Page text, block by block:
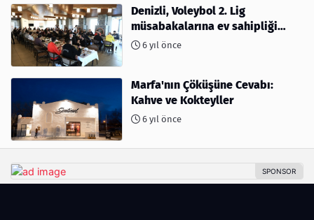
Denizli, Voleybol 2. Lig
müsabakalarına ev sahipliği
yapıyor
6 yıl önce
Marfa'nın Çöküşüne Cevabı:
Kahve ve Kokteyller
6 yıl önce